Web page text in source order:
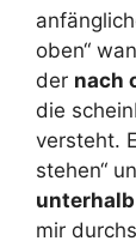
oben“
der nach
die
versteht.
stehen“
unterhalb
mir